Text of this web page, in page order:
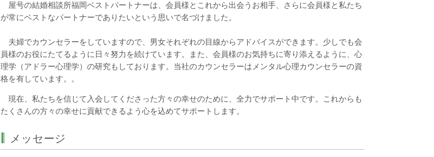
屋号の結婚相談所福岡ベストパートナーは、会員様とこれから出会うお相手、さらに会員様と私たち
が常にベストなパートナーでありたいという思いで名づけました。
夫婦でカウンセラーをしていますので、男女それぞれの目線からアドバイスができます。少しでも会
員様のお役にたてるように日々努力を続けています。また、会員様のお気持ちに寄り添えるように、心
理学（アドラー心理学）の研究もしております。当社のカウンセラーはメンタル心理カウンセラーの資
格を有しています。。
現在、私たちを信じて入会してくださった方々の幸せのために、全力でサポート中です。これからも
たくさんの方々の幸せに貢献できるよう心を込めてサポートします。
メッセージ